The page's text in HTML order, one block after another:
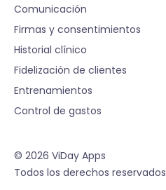
Comunicación
Firmas y consentimientos
Historial clínico
Fidelización de clientes
Entrenamientos
Control de gastos
© 2026 ViDay Apps
Todos los derechos reservados